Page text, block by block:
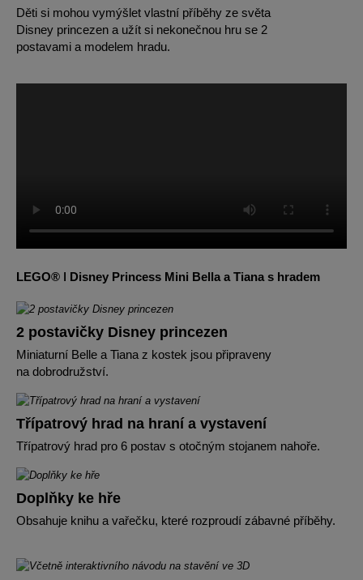
Děti si mohou vymýšlet vlastní příběhy ze světa
Disney princezen a užít si nekonečnou hru se 2
postavami a modelem hradu.
LEGO® ǀ Disney Princess Mini Bella a Tiana s hradem
2 postavičky Disney princezen
Miniaturní Belle a Tiana z kostek jsou připraveny
na dobrodružství.
Třípatrový hrad na hraní a vystavení
Třípatrový hrad pro 6 postav s otočným stojanem nahoře.
Doplňky ke hře
Obsahuje knihu a vařečku, které rozproudí zábavné příběhy.